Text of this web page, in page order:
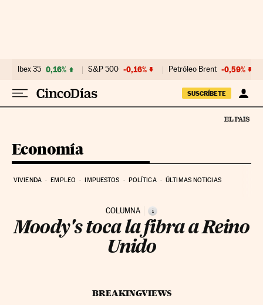
Ibex 35 0,16% S&P 500 -0,16% Petróleo Brent -0,59%
SUSCRÍBETE
Economía
VIVIENDA EMPLEO IMPUESTOS POLÍTICA ÚLTIMAS NOTICIAS
COLUMNA i
Moody's toca la fibra a Reino
Unido
BREAKINGVIEWS